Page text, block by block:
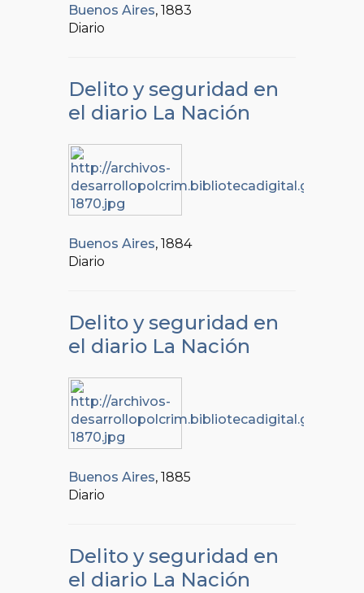
Buenos Aires, 1883
Diario
Delito y seguridad en
el diario La Nación
Buenos Aires, 1884
Diario
Delito y seguridad en
el diario La Nación
Buenos Aires, 1885
Diario
Delito y seguridad en
el diario La Nación